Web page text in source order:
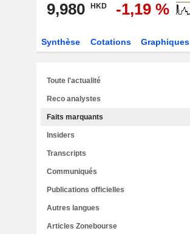
9,980 HKD -1,19 %
Synthèse Cotations Graphiques
Toute l'actualité
Reco analystes
Faits marquants
Insiders
Transcripts
Communiqués
Publications officielles
Autres langues
Articles Zonebourse